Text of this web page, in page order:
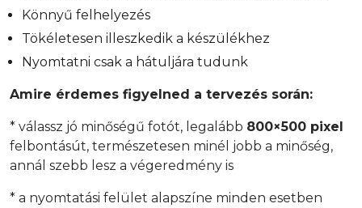
Könnyű felhelyezés
Tökéletesen illeszkedik a készülékhez
Nyomtatni csak a hátuljára tudunk
Amire érdemes figyelned a tervezés során:
* válassz jó minőségű fotót, legalább 800×500 pixel
felbontásút, természetesen minél jobb a minőség,
annál szebb lesz a végeredmény is
* a nyomtatási felület alapszíne minden esetben